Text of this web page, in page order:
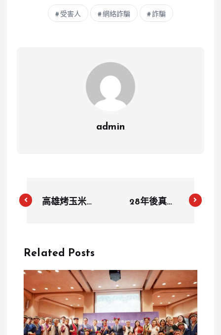
受害人 網絡詐騙 詐騙
admin
高雄烤玉米攤
日遭警察開單
28年後真相
Related Posts